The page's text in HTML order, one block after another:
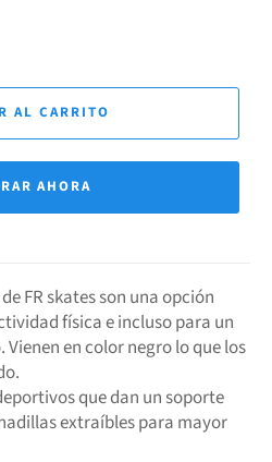
AL CARRITO
AHORA
FR skates son una opción
física e incluso para un
en color negro lo que los
que dan un soporte
extraíbles para mayor